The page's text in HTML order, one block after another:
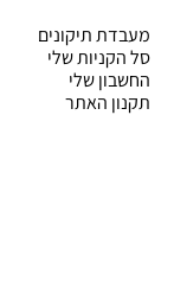
מעבדת תיקונים
סל הקניות שלי
החשבון שלי
תקנון האתר